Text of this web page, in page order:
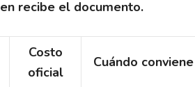
recibe el documento.
Costo
oficial
Cuándo conviene